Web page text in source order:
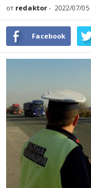
от redaktor - 2022/07/05
Facebook